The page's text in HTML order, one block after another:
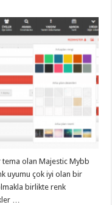
tema olan Majestic Mybb
uyumu çok iyi olan bir
birlikte renk
…